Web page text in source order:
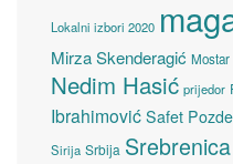
Lokalni izbori 2020
Mirza Skenderagić Mostar
Nedim Hasić prijedor
Ibrahimović Safet
Sirija Srbija Srebrenica